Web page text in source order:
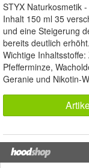
STYX Naturkosmetik
Inhalt 150 ml 35
und eine Steigerung
bereits deutlich
Wichtige
Pfefferminze,
Geranie und Nikotin-